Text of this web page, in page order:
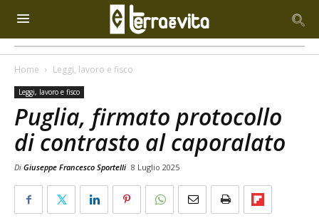
Home Leggi, lavoro e fisco
Leggi, lavoro e fisco
Puglia, firmato protocollo
di contrasto al caporalato
Di Giuseppe Francesco Sportelli 8 Luglio 2025